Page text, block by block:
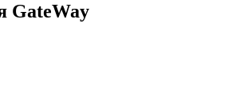
GateWay